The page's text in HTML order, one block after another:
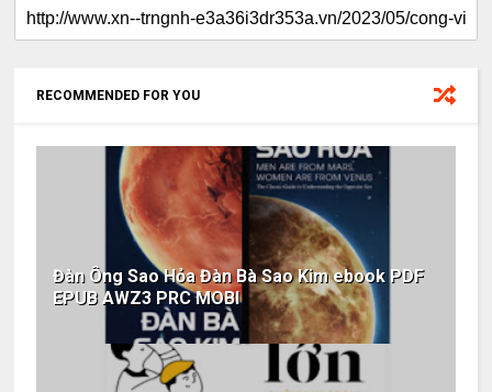
RECOMMENDED FOR YOU
Đàn Ông Sao Hỏa Đàn Bà Sao Kim ebook PDF
EPUB AWZ3 PRC MOBI